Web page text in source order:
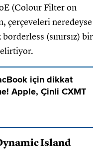
(Colour Filter on
çerçeveleri neredeyse
(sınırsız) bir
için dikkat
Apple, Çinli CXMT
Island